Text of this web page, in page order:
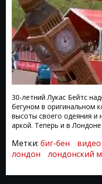
30-летний Лукас Бейтс
бегуном в оригинальном
высоты своего одеяния и
аркой. Теперь и в
Метки: биг-бен видео
лондон
лондонский